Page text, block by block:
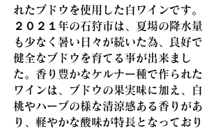
れたブドウを使用した白ワインです。
２０２１年の石狩市は、夏場の降水量
も少なく暑い日々が続いた為、良好で
健全なブドウを育てる事が出来まし
た。香り豊かなケルナー種で作られた
ワインは、ブドウの果実味に加え、白
桃やハーブの様な清涼感ある香りがあ
り、軽やかな酸味が特長となっており